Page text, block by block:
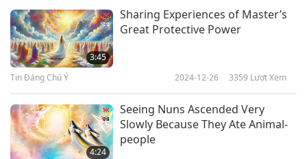
3:45
Sharing Experiences of Master’s
Great Protective Power
Tin Đáng Chú Ý 2024-12-26 3359 Lượt Xem
4:24
Seeing Nuns Ascended Very
Slowly Because They Ate Animal-
people